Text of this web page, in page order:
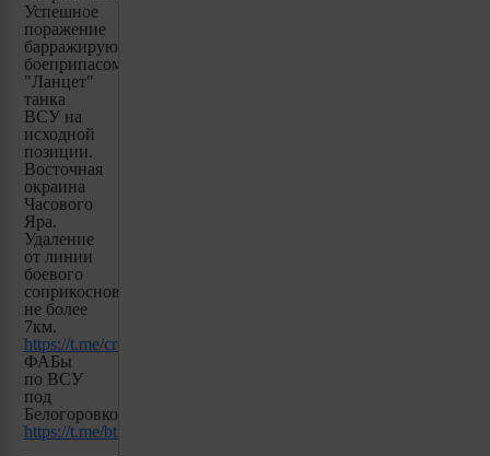
Успешное
поражение
барражирующим
боеприпасом
"Ланцет"
танка
ВСУ на
исходной
позиции.
Восточная
окраина
Часового
Яра.
Удаление
от линии
боевого
соприкосновения
не более
7км.
https://t.me/creamy_caprice/3254
ФАБы
по ВСУ
под
Белогоровкой:
https://t.me/btr80/12358